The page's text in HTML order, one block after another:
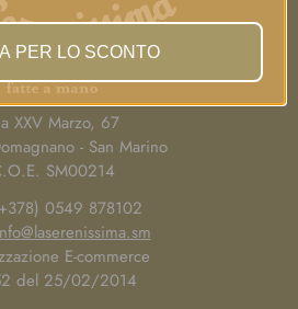
XXV Marzo, 67
- San Marino
SM00214
0549 878102
E-commerce
del 25/02/2014
PER LO SCONTO